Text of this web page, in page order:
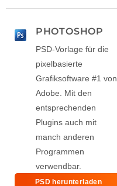
PHOTOSHOP
PSD-Vorlage für die
pixelbasierte
Grafiksoftware #1 von
Adobe. Mit den
entsprechenden
Plugins auch mit
manch anderen
Programmen
verwendbar.
PSD herunterladen